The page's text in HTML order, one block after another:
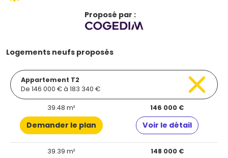
Proposé par :
Logements neufs proposés
Appartement T2
De 146 000 € à 183 340 €
39.48 m² 146 000 €
Demander le plan Voir le détail
39.39 m² 148 000 €